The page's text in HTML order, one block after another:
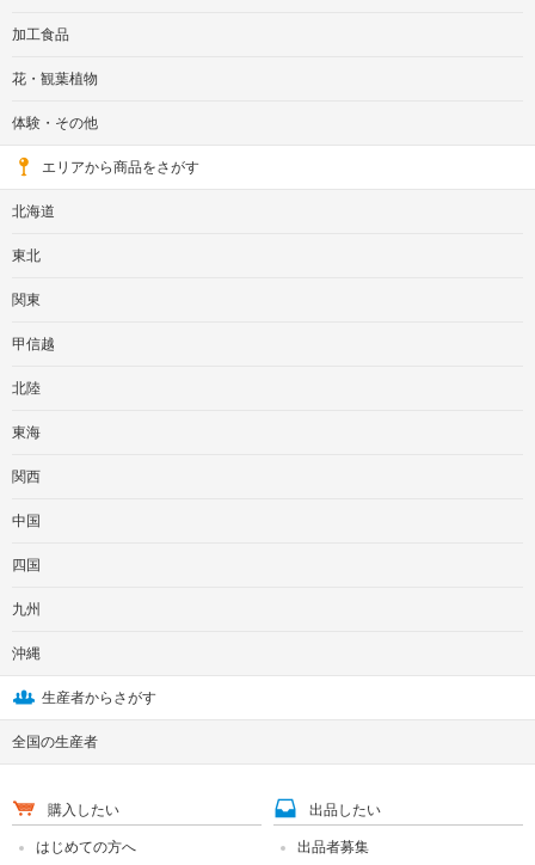
加工食品
花・観葉植物
体験・その他
エリアから商品をさがす
北海道
東北
関東
甲信越
北陸
東海
関西
中国
四国
九州
沖縄
生産者からさがす
全国の生産者
購入したい
はじめての方へ
出品したい
出品者募集